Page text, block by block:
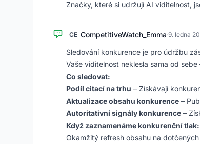
Značky, které si udržují AI viditelnost,
CE CompetitiveWatch_Emma·9. ledna
Sledování konkurence je pro údržbu
Vaše viditelnost neklesla sama od
Co sledovat:
Podíl citací na trhu – Získávají
Aktualizace obsahu konkurence –
Autoritativní signály konkurence –
Když zaznamenáme konkurenční tlak:
Okamžitý refresh obsahu na